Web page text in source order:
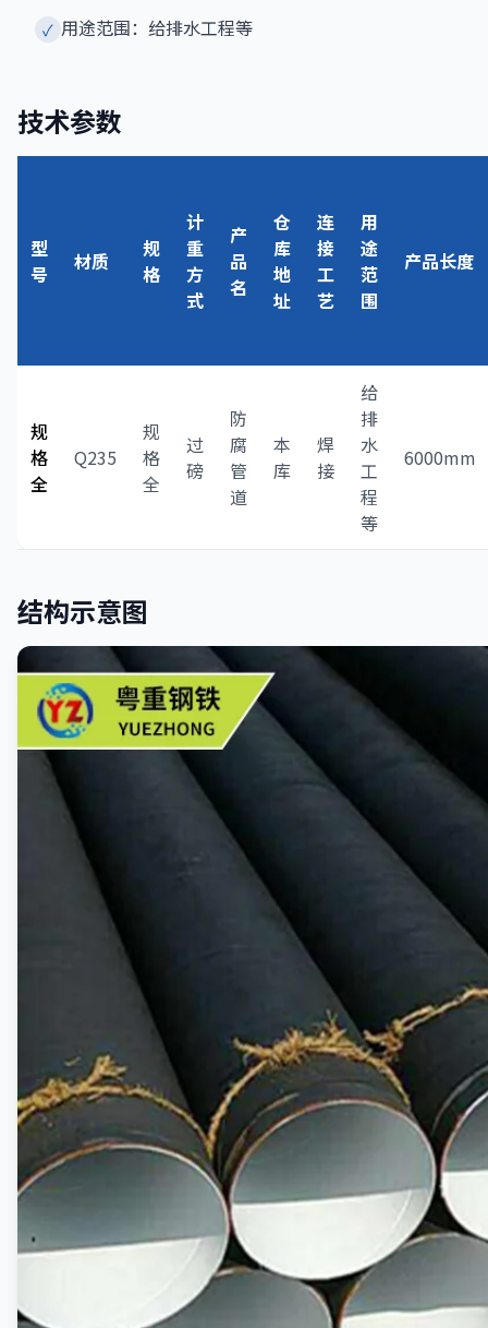
✓ 用途范围：给排水工程等
技术参数
型
号
材质
规
格
计
重
方
式
产
品
名
仓
库
地
址
连
接
工
艺
用
途
范
围
产品长度
规
格
全
Q235
规
格
全
过
磅
防
腐
管
道
本
库
焊
接
给
排
水
工
程
等
6000mm
结构示意图